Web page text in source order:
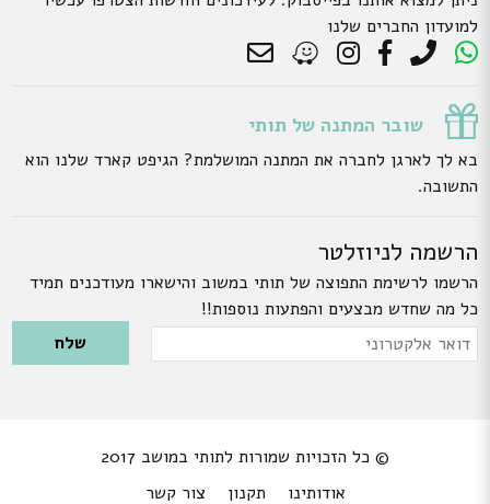
למועדון החברים שלנו
שובר המתנה של תותי
בא לך לארגן לחברה את המתנה המושלמת? הגיפט קארד שלנו הוא
התשובה.
הרשמה לניוזלטר
הרשמו לרשימת התפוצה של תותי במשוב והישארו מעודכנים תמיד
כל מה שחדש מבצעים והפתעות נוספות!!
Please leave this field empty.
דואר
© כל הזכויות שמורות לתותי במושב 2017
אודותינו
תקנון צור קשר